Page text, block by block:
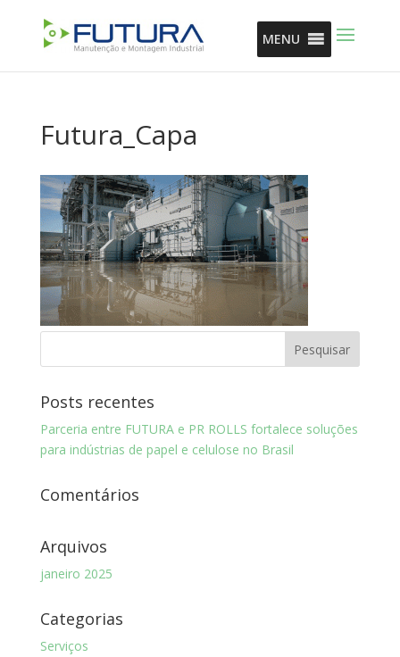
MENU
Futura_Capa
Posts recentes
Parceria entre FUTURA e PR ROLLS fortalece soluções
para indústrias de papel e celulose no Brasil
Comentários
Arquivos
janeiro 2025
Categorias
Serviços